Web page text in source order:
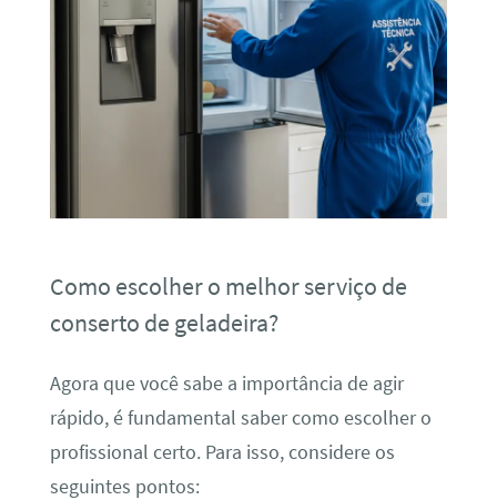
Como escolher o melhor serviço de
conserto de geladeira?
Agora que você sabe a importância de agir
rápido, é fundamental saber como escolher o
profissional certo. Para isso, considere os
seguintes pontos: